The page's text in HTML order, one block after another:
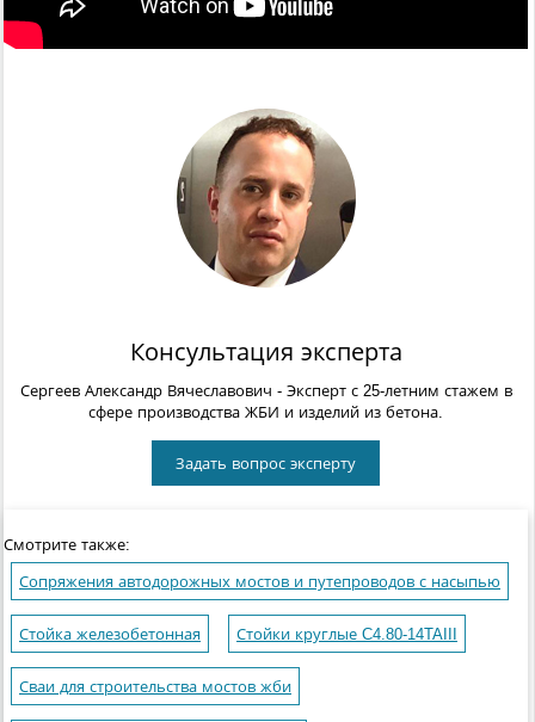
Консультация эксперта
Сергеев Александр Вячеславович - Эксперт с 25-летним стажем в
сфере производства ЖБИ и изделий из бетона.
Задать вопрос эксперту
Смотрите также:
Сопряжения автодорожных мостов и путепроводов с насыпью
Стойка железобетонная Стойки круглые C4.80-14TAIII
Сваи для строительства мостов жби